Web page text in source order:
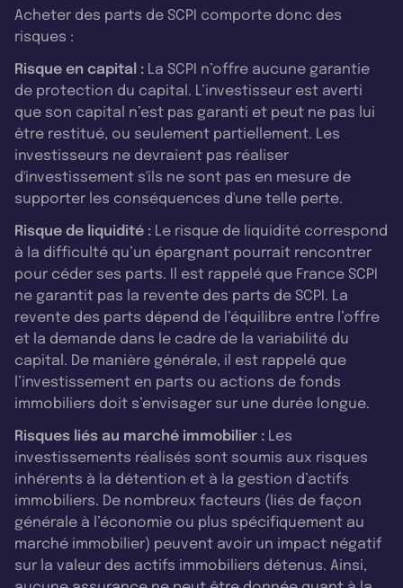
Acheter des parts de SCPI comporte donc des
risques :
Risque en capital : La SCPI n’offre aucune garantie
de protection du capital. L’investisseur est averti
que son capital n’est pas garanti et peut ne pas lui
être restitué, ou seulement partiellement. Les
investisseurs ne devraient pas réaliser
d'investissement s'ils ne sont pas en mesure de
supporter les conséquences d'une telle perte.
Risque de liquidité : Le risque de liquidité correspond
à la difficulté qu’un épargnant pourrait rencontrer
pour céder ses parts. Il est rappelé que France SCPI
ne garantit pas la revente des parts de SCPI. La
revente des parts dépend de l’équilibre entre l’offre
et la demande dans le cadre de la variabilité du
capital. De manière générale, il est rappelé que
l’investissement en parts ou actions de fonds
immobiliers doit s’envisager sur une durée longue.
Risques liés au marché immobilier : Les
investissements réalisés sont soumis aux risques
inhérents à la détention et à la gestion d’actifs
immobiliers. De nombreux facteurs (liés de façon
générale à l’économie ou plus spécifiquement au
marché immobilier) peuvent avoir un impact négatif
sur la valeur des actifs immobiliers détenus. Ainsi,